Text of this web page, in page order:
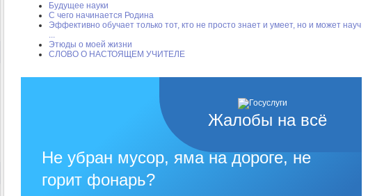
Будущее науки
С чего начинается Родина
Эффективно обучает только тот, кто не просто знает и умеет, но и может науч
...
Этюды о моей жизни
СЛОВО О НАСТОЯЩЕМ УЧИТЕЛЕ
Жалобы на всё
Не убран мусор, яма на дороге, не
горит фонарь?